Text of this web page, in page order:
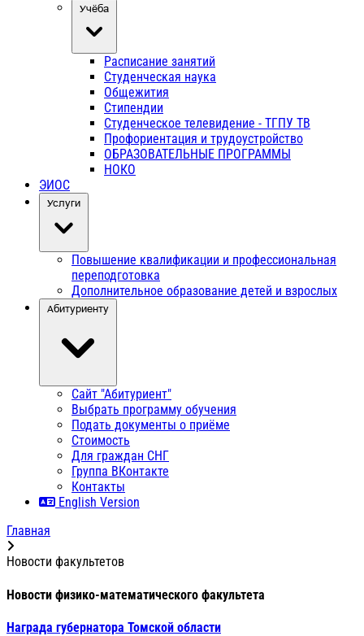
Учёба
Расписание занятий
Студенческая наука
Общежития
Стипендии
Студенческое телевидение - ТГПУ ТВ
Профориентация и трудоустройство
ОБРАЗОВАТЕЛЬНЫЕ ПРОГРАММЫ
НОКО
ЭИОС
Услуги
Повышение квалификации и профессиональная
переподготовка
Дополнительное образование детей и взрослых
Абитуриенту
Сайт "Абитуриент"
Выбрать программу обучения
Подать документы о приёме
Стоимость
Для граждан СНГ
Группа ВКонтакте
Контакты
English Version
Главная
Новости факультетов
Новости физико-математического факультета
Награда губернатора Томской области